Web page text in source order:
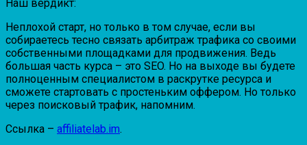
Наш вердикт:
Неплохой старт, но только в том случае, если вы
собираетесь тесно связать арбитраж трафика со своими
собственными площадками для продвижения. Ведь
большая часть курса – это SEO. Но на выходе вы будете
полноценным специалистом в раскрутке ресурса и
сможете стартовать с простеньким оффером. Но только
через поисковый трафик, напомним.
Ссылка – affiliatelab.im.